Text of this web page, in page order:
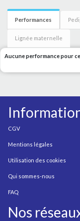
Performances
Lignée maternelle
Aucune performance pour
CGV
Mentions légales
Utilisation des cookies
Qui sommes-nous
FAQ
Nos